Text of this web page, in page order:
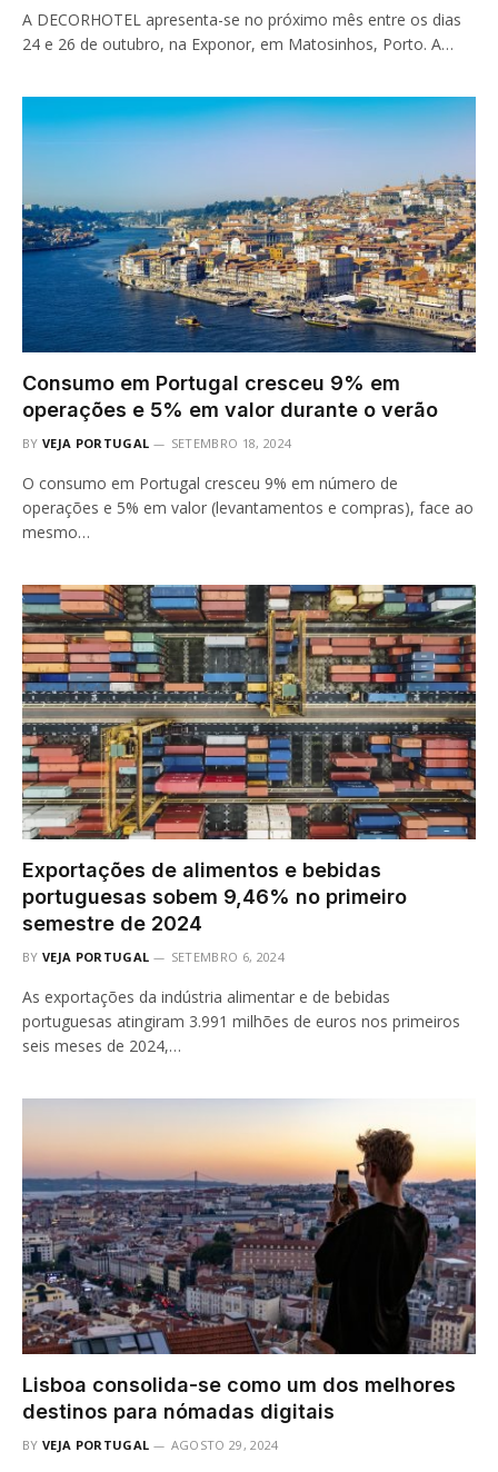
A DECORHOTEL apresenta-se no próximo mês entre os dias
24 e 26 de outubro, na Exponor, em Matosinhos, Porto. A…
Consumo em Portugal cresceu 9% em
operações e 5% em valor durante o verão
BY VEJA PORTUGAL SETEMBRO 18, 2024
O consumo em Portugal cresceu 9% em número de
operações e 5% em valor (levantamentos e compras), face ao
mesmo…
Exportações de alimentos e bebidas
portuguesas sobem 9,46% no primeiro
semestre de 2024
BY VEJA PORTUGAL SETEMBRO 6, 2024
As exportações da indústria alimentar e de bebidas
portuguesas atingiram 3.991 milhões de euros nos primeiros
seis meses de 2024,…
Lisboa consolida-se como um dos melhores
destinos para nómadas digitais
BY VEJA PORTUGAL AGOSTO 29, 2024